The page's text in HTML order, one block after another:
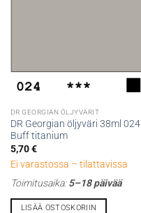
DR GEORGIAN ÖLJYVÄRIT
DR Georgian öljyväri 38ml 024
Buff titanium
5,70€
Ei varastossa – tilattavissa
Toimitusaika:5–18 päivää
LISÄÄ OSTOSKORIIN